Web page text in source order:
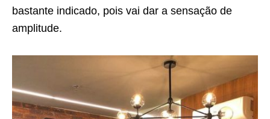
bastante indicado, pois vai dar a sensação de
amplitude.